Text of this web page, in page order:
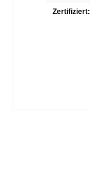
Zertifiziert: